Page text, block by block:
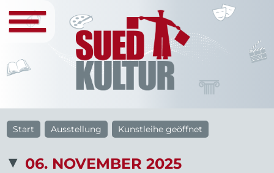
Start Ausstellung Kunstleihe geöffnet
06. NOVEMBER 2025